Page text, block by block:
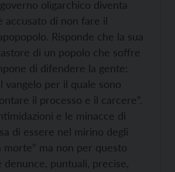
oligarchico diventa
accusato di non fare il
Risponde che la sua
di un popolo che soffre
di difendere la gente:
vangelo per il quale sono
il processo e il carcere”.
e le minacce di
di essere nel mirino degli
morte” ma non per questo
denunce, puntuali, precise,